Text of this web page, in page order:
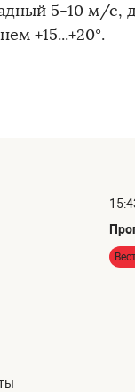
5-10 м/с,
+15...+20°.